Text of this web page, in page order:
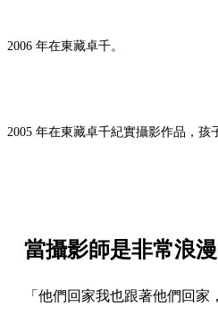
2006 年在東藏卓千。
2005 年在東藏卓千紀實攝影作品，孩
當攝影師是非常浪
「他們回家我也跟著他們回家